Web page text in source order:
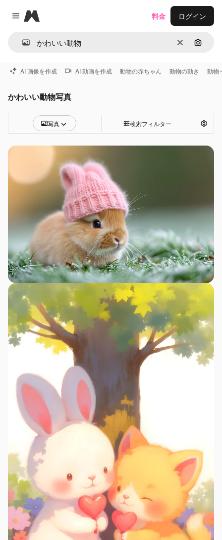
Close menu
Magnific
消去 画像で
料金 ログイン
AI 画像を作成 AI 動画を作成 動物の赤ちゃん 動物の動き 動物
かわいい動物写真
写真 検索フィルター